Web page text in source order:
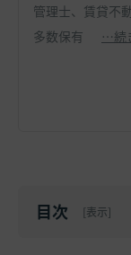
管理士、賃貸不
多数保有
…続
目次 [表示]